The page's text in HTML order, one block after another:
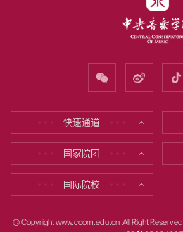
快速通道
国家院团
国际院校
© Copyright www.ccom.edu.cn All Right Reserved